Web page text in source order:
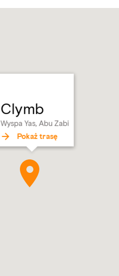
Clymb
Wyspa Yas, Abu Zabi
Pokaż trasę